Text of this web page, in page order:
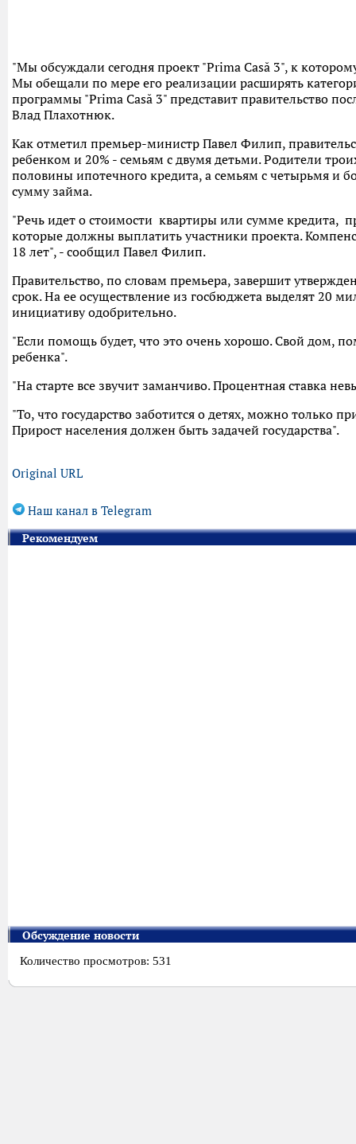
"Мы обсуждали сегодня проект "Prima Casă 3", к
Мы обещали по мере его реализации расширять
программы "Prima Casă 3" представит правительство
Влад Плахотнюк.
Как отметил премьер-министр Павел Филип,
ребенком и 20% - семьям с двумя детьми. Родители
половины ипотечного кредита, а семьям с четырьмя и
сумму займа.
"Речь идет о стоимости квартиры или сумме кредита,
которые должны выплатить участники проекта.
18 лет", - cообщил Павел Филип.
Правительство, по словам премьера, завершит
срок. На ее осуществление из госбюджета выделят 20
инициативу одобрительно.
"Если помощь будет, что это очень хорошо. Свой дом,
ребенка".
"На старте все звучит заманчиво. Процентная ставка
"То, что государство заботится о детях, можно только
Прирост населения должен быть задачей государства".
Original URL
Наш канал в Telegram
Рекомендуем
Обсуждение новости
Количество просмотров: 531